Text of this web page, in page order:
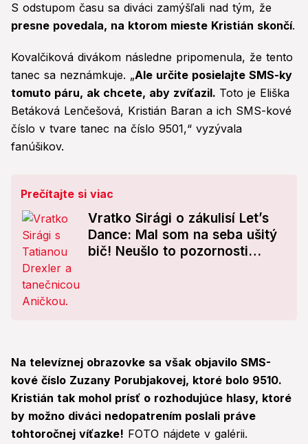
S odstupom času sa diváci zamýšľali nad tým, že
presne povedala, na ktorom mieste Kristián skončí.
Kovalčiková divákom následne pripomenula, že tento
tanec sa neznámkuje. „Ale určite posielajte SMS-ky
tomuto páru, ak chcete, aby zvíťazil. Toto je Eliška
Betáková Lenčešová, Kristián Baran a ich SMS-kové
číslo v tvare tanec na číslo 9501,“ vyzývala
fanúšikov.
Prečítajte si viac
Vratko Sirági o zákulisí Let’s
Dance: Mal som na seba ušitý
bič! Neušlo to pozornosti
Na televíznej obrazovke sa však objavilo SMS-
kové číslo Zuzany Porubjakovej, ktoré bolo 9510.
Kristián tak mohol prísť o rozhodujúce hlasy, ktoré
by možno diváci nedopatrením poslali práve
tohtoročnej víťazke! FOTO nájdete v galérii.